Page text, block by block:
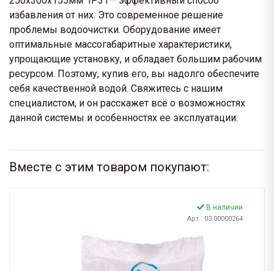
избавления от них. Это современное решение
проблемы водоочистки. Оборудование имеет
оптимальные массогабаритные характеристики,
упрощающие установку, и обладает большим рабочим
ресурсом. Поэтому, купив его, вы надолго обеспечите
себя качественной водой. Свяжитесь с нашим
специалистом, и он расскажет всё о возможностях
данной системы и особенностях ее эксплуатации.
Вместе с этим товаром покупают:
В наличии
Арт.: 03.00000264